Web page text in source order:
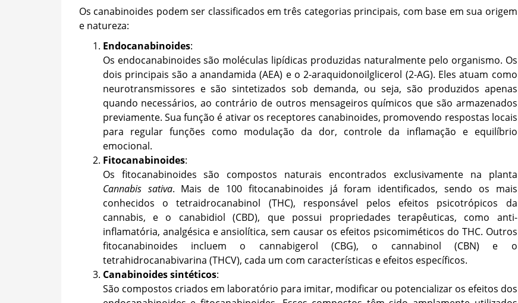
Os canabinoides podem ser classificados em três categorias principais, com base em sua origem
e natureza:
Endocanabinoides:
Os endocanabinoides são moléculas lipídicas produzidas naturalmente pelo organismo. Os
dois principais são a anandamida (AEA) e o 2-araquidonoilglicerol (2-AG). Eles atuam como
neurotransmissores e são sintetizados sob demanda, ou seja, são produzidos apenas
quando necessários, ao contrário de outros mensageiros químicos que são armazenados
previamente. Sua função é ativar os receptores canabinoides, promovendo respostas locais
para regular funções como modulação da dor, controle da inflamação e equilíbrio
emocional.
Fitocanabinoides:
Os fitocanabinoides são compostos naturais encontrados exclusivamente na planta
Cannabis sativa. Mais de 100 fitocanabinoides já foram identificados, sendo os mais
conhecidos o tetraidrocanabinol (THC), responsável pelos efeitos psicotrópicos da
cannabis, e o canabidiol (CBD), que possui propriedades terapêuticas, como anti-
inflamatória, analgésica e ansiolítica, sem causar os efeitos psicomiméticos do THC. Outros
fitocanabinoides incluem o cannabigerol (CBG), o cannabinol (CBN) e o
tetrahidrocanabivarina (THCV), cada um com características e efeitos específicos.
Canabinoides sintéticos:
São compostos criados em laboratório para imitar, modificar ou potencializar os efeitos dos